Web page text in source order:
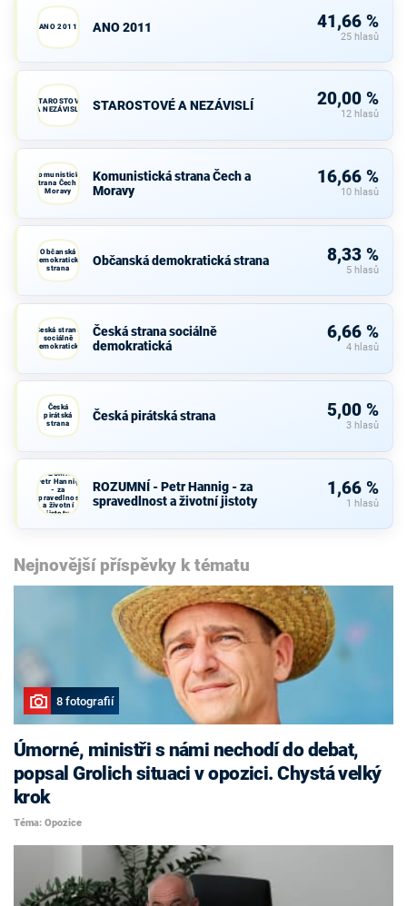
ANO 2011 ANO 2011 41,66 %
25 hlasů
STAROSTOVÉ
A NEZÁVISLÍ
STAROSTOVÉ A NEZÁVISLÍ 20,00 %
12 hlasů
Komunistická
strana Čech a
Moravy
Komunistická strana Čech a
Moravy
16,66 %
10 hlasů
Občanská
demokratická
strana
Občanská demokratická strana 8,33 %
5 hlasů
Česká strana
sociálně
demokratická
Česká strana sociálně
demokratická
6,66 %
4 hlasů
Česká
pirátská
strana
Česká pirátská strana 5,00 %
3 hlasů
ROZUMNÍ -
Petr Hannig
- za
spravedlnost
a životní
jistoty
ROZUMNÍ - Petr Hannig - za
spravedlnost a životní jistoty
1,66 %
1 hlasů
Nejnovější příspěvky k tématu
8 fotografií
Úmorné, ministři s námi nechodí do debat,
popsal Grolich situaci v opozici. Chystá velký
krok
Téma: Opozice